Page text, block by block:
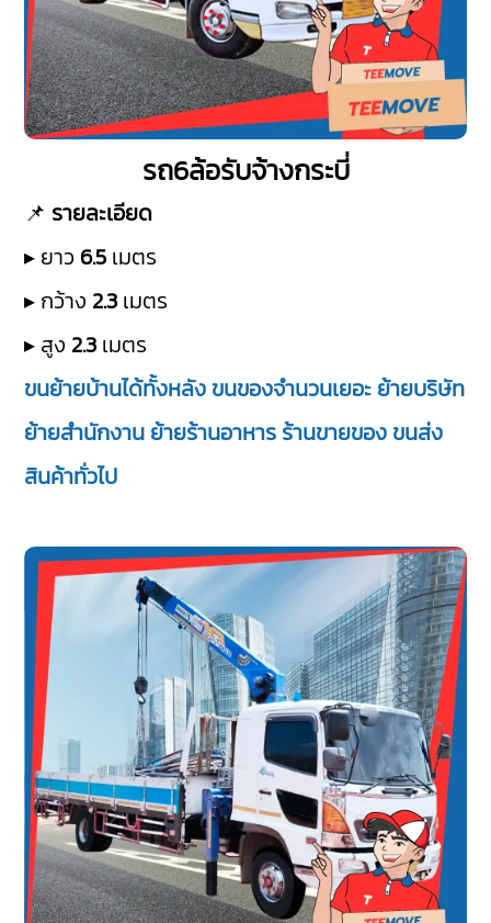
รถ6ล้อรับจ้างกระบี่
📌 รายละเอียด
▸ ยาว 6.5 เมตร
▸ กว้าง 2.3 เมตร
▸ สูง 2.3 เมตร
ขนย้ายบ้านได้ทั้งหลัง ขนของจำนวนเยอะ ย้ายบริษัท
ย้ายสำนักงาน ย้ายร้านอาหาร ร้านขายของ ขนส่ง
สินค้าทั่วไป